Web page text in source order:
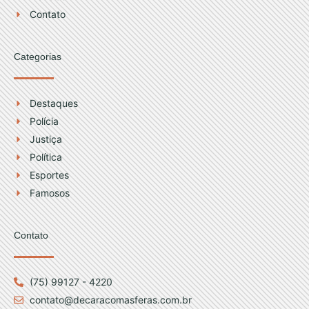
Contato
Categorias
Destaques
Polícia
Justiça
Política
Esportes
Famosos
Contato
(75) 99127 - 4220
contato@decaracomasferas.com.br